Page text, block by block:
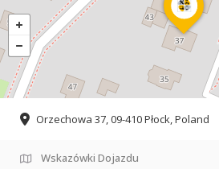
Orzechowa 37, 09-410 Płock, Poland
Wskazówki Dojazdu